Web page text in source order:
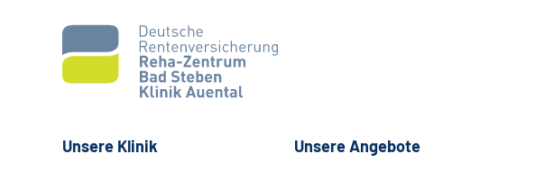
Unsere Klinik Unsere Angebote